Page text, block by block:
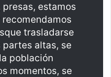
estamos
trasladarse
partes altas, se
población
momentos, se